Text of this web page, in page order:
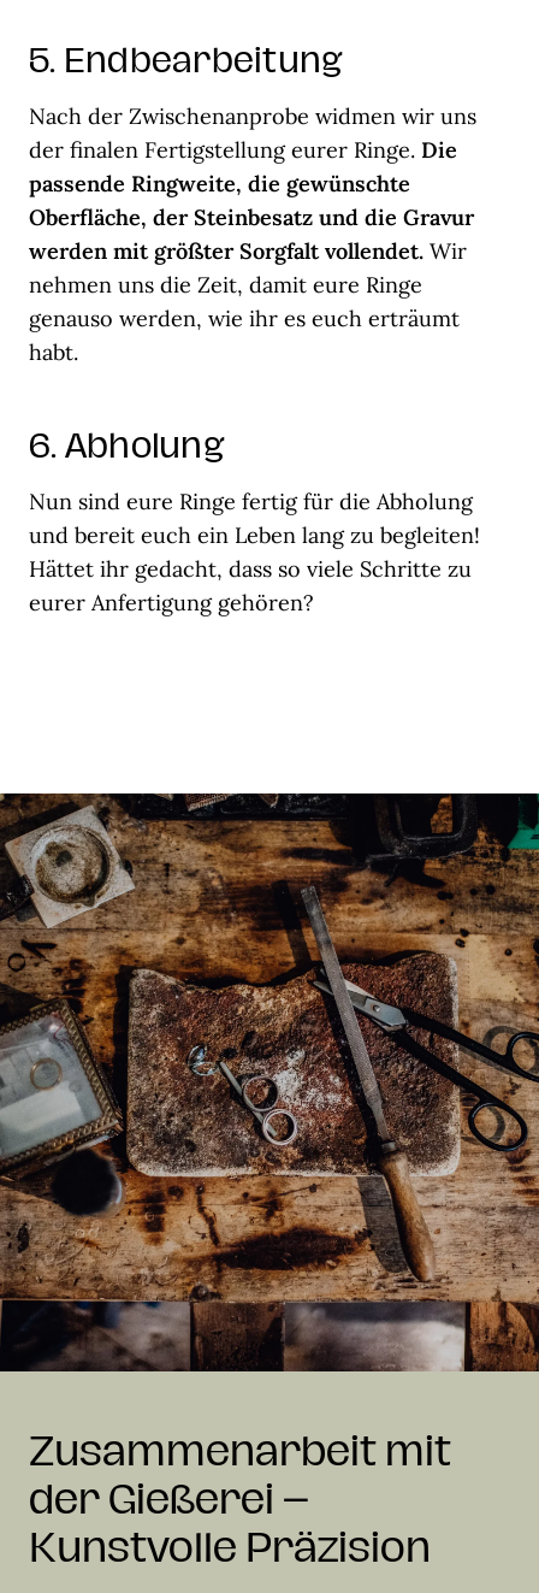
5. Endbearbeitung
Nach der Zwischenanprobe widmen wir uns
der finalen Fertigstellung eurer Ringe. Die
passende Ringweite, die gewünschte
Oberfläche, der Steinbesatz und die Gravur
werden mit größter Sorgfalt vollendet. Wir
nehmen uns die Zeit, damit eure Ringe
genauso werden, wie ihr es euch erträumt
habt.
6. Abholung
Nun sind eure Ringe fertig für die Abholung
und bereit euch ein Leben lang zu begleiten!
Hättet ihr gedacht, dass so viele Schritte zu
eurer Anfertigung gehören?
Zusammenarbeit mit
der Gießerei –
Kunstvolle Präzision